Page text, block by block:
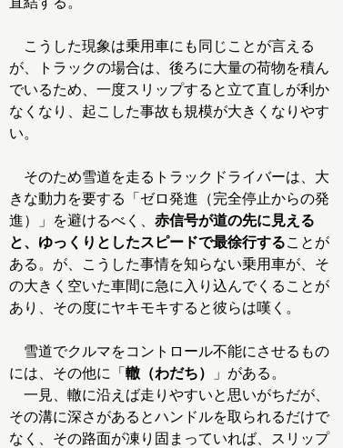
こうした現象は乗用車にも同じことが言える
が、トラックの場合は、後ろに大量の荷物を積ん
でいるため、一度スリップすると立て直しが利か
なくなり、起こした事故も規模が大きくなりやす
い。
そのため雪道を走るトラックドライバーは、大
きな動力を要する「ゼロ発進（完全停止からの発
進）」を避けるべく、 赤信号が道の先に見える
と、ゆっくりとしたスピードで最徐行することが
ある。が、こうした事情を知らない乗用車が、そ
の大きく空いた車間に急に入り込んでくることが
あり、その度にヤキモキすると彼らは嘆く。
雪道でクルマをコントロール不能にさせるもの
には、その他に「 轍（わだち）
」がある。
一見、轍に沿えば走りやすいと思いがちだが、
その溝に深さがあるとハンドルを取られるだけで
なく、その路面が凍り固まっていれば、スリップ